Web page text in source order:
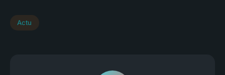
Actu